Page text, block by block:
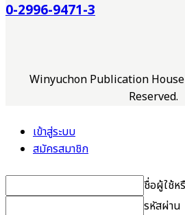
0-2996-9471-3
Winyuchon Publication
Reserved.
เข้าสู่ระบบ
สมัครสมาชิก
ชื่อผู้ใช้ห
รหัสผ่าน